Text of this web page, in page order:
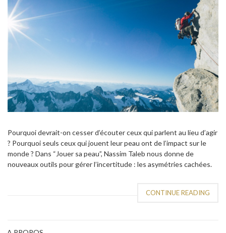
Pourquoi devrait-on cesser d’écouter ceux qui parlent au lieu d’agir
? Pourquoi seuls ceux qui jouent leur peau ont de l’impact sur le
monde ? Dans “Jouer sa peau”, Nassim Taleb nous donne de
nouveaux outils pour gérer l’incertitude : les asymétries cachées.
CONTINUE READING